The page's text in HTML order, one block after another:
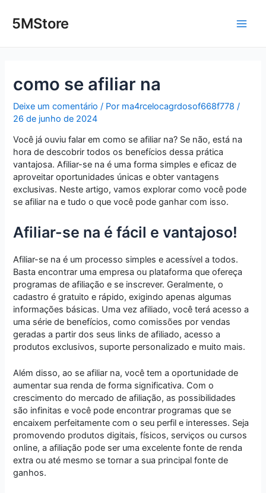
para5MStore
como se afiliar na
Deixe um comentário / Por ma4rcelocagrdosof668f778/
26 de junho de 2024
Você já ouviu falar em como se afiliar na? Se não, está na
hora de descobrir todos os benefícios dessa prática
vantajosa. Afiliar-se na é uma forma simples e eficaz de
aproveitar oportunidades únicas e obter vantagens
exclusivas. Neste artigo, vamos explorar como você pode
se afiliar na e tudo o que você pode ganhar com isso.
Afiliar-se na é fácil e vantajoso!
Afiliar-se na é um processo simples e acessível a todos.
Basta encontrar uma empresa ou plataforma que ofereça
programas de afiliação e se inscrever. Geralmente, o
cadastro é gratuito e rápido, exigindo apenas algumas
informações básicas. Uma vez afiliado, você terá acesso a
uma série de benefícios, como comissões por vendas
geradas a partir dos seus links de afiliado, acesso a
produtos exclusivos, suporte personalizado e muito mais.
Além disso, ao se afiliar na, você tem a oportunidade de
aumentar sua renda de forma significativa. Com o
crescimento do mercado de afiliação, as possibilidades
são infinitas e você pode encontrar programas que se
encaixem perfeitamente com o seu perfil e interesses. Seja
promovendo produtos digitais, físicos, serviços ou cursos
online, a afiliação pode ser uma excelente fonte de renda
extra ou até mesmo se tornar a sua principal fonte de
ganhos.
navigation